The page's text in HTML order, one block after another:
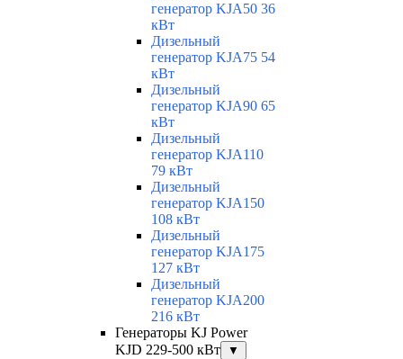
генератор KJA50 36
кВт
Дизельный
генератор KJA75 54
кВт
Дизельный
генератор KJA90 65
кВт
Дизельный
генератор KJA110
79 кВт
Дизельный
генератор KJA150
108 кВт
Дизельный
генератор KJA175
127 кВт
Дизельный
генератор KJA200
216 кВт
Генераторы KJ Power
KJD 229-500 кВт
▼